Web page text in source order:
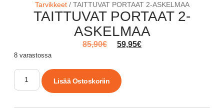
Tarvikkeet/ TAITTUVAT PORTAAT 2-ASKELMAA
TAITTUVAT PORTAAT 2-
ASKELMAA
85,90€ 59,95€
8 varastossa
Lisää Ostoskoriin